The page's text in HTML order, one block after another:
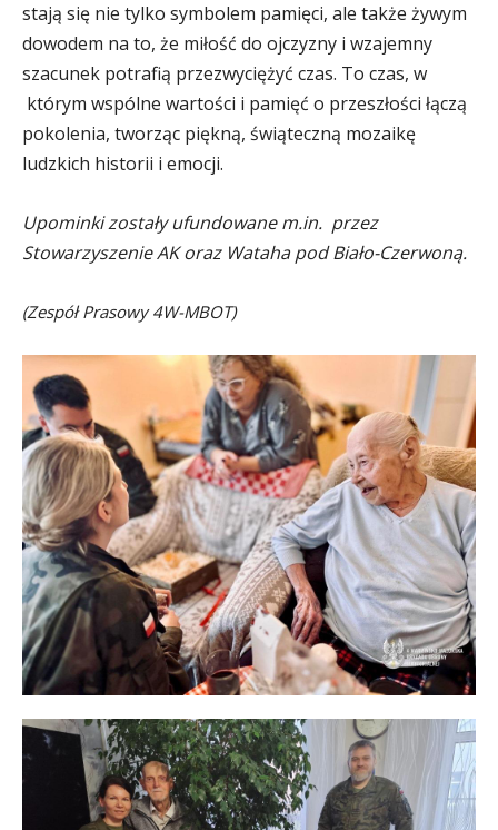
stają się nie tylko symbolem pamięci, ale także żywym
dowodem na to, że miłość do ojczyzny i wzajemny
szacunek potrafią przezwyciężyć czas. To czas, w
którym wspólne wartości i pamięć o przeszłości łączą
pokolenia, tworząc piękną, świąteczną mozaikę
ludzkich historii i emocji.
Upominki zostały ufundowane m.in. przez
Stowarzyszenie AK oraz Wataha pod Biało-Czerwoną.
(Zespół Prasowy 4W-MBOT)